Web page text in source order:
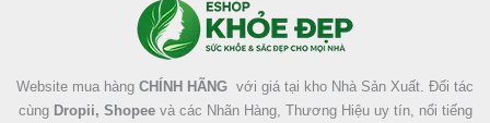
Website mua hàng CHÍNH HÃNG với giá tại kho Nhà Sản Xuất. Đối tác
cùng Dropii, Shopeevà các Nhãn Hàng, Thương Hiệu uy tín, nổi tiếng